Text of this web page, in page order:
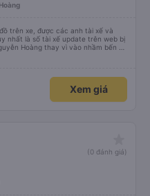
Hoàng thay vì vào nhầm bến xe
Xem giá
(0 đánh giá)